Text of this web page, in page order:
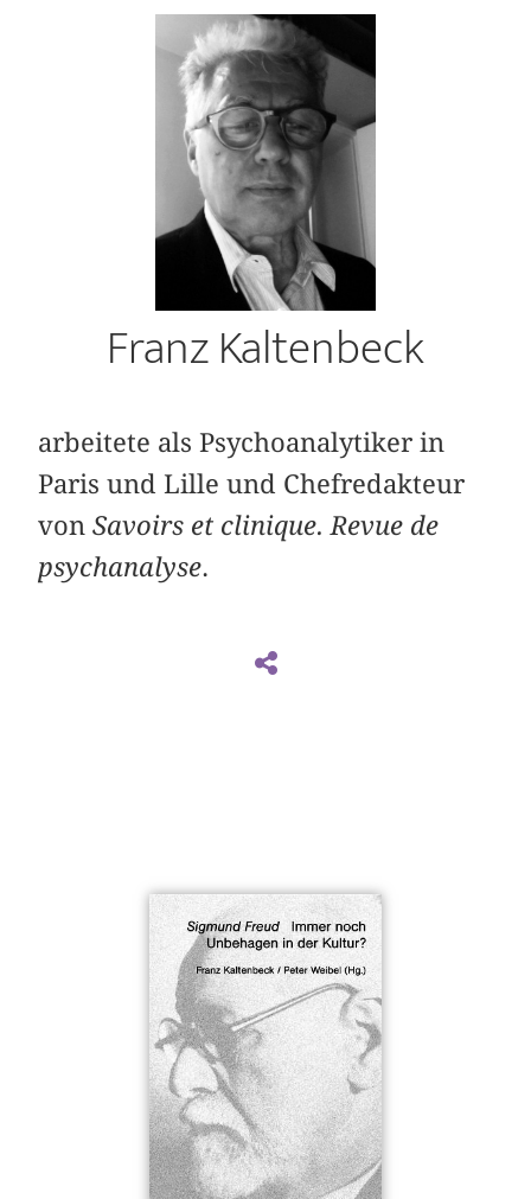
Franz Kaltenbeck
arbeitete als Psychoanalytiker in
Paris und Lille und Chefredakteur
vonSavoirs et clinique. Revue de
psychanalyse.